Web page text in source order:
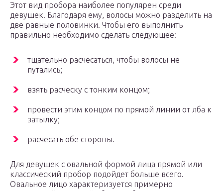
Этот вид пробора наиболее популярен среди
девушек. Благодаря ему, волосы можно разделить на
две равные половинки. Чтобы его выполнить
правильно необходимо сделать следующее:
тщательно расчесаться, чтобы волосы не
путались;
взять расческу с тонким концом;
провести этим концом по прямой линии от лба к
затылку;
расчесать обе стороны.
Для девушек с овальной формой лица прямой или
классический пробор подойдет больше всего.
Овальное лицо характеризуется примерно